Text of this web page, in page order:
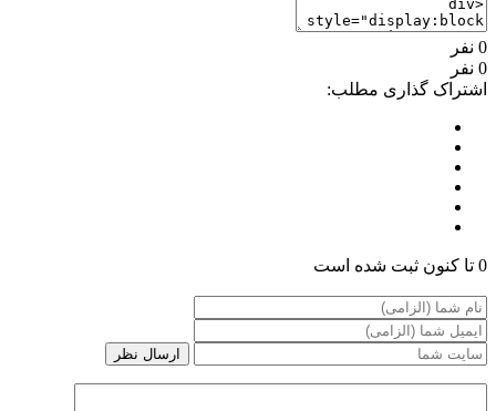
0 نفر
0 نفر
اشتراک گذاری مطلب:
0 تا کنون ثبت شده است